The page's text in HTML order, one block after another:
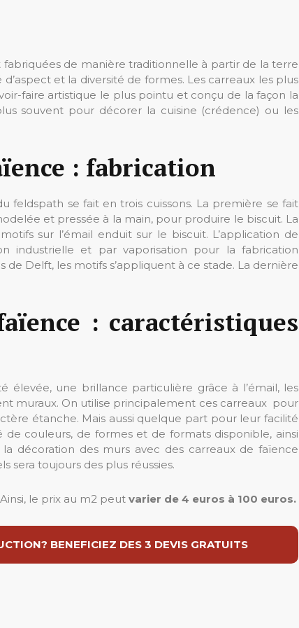
de manière traditionnelle à partir de la terre
et la diversité de formes. Les carreaux les plus
faire artistique le plus pointu et conçu de la façon la
souvent pour décorer la cuisine (crédence) ou les
: fabrication
feldspath se fait en trois cuissons. La première se fait
et pressée à la main, pour produire le biscuit. La
sur l’émail enduit sur le biscuit. L’application de
industrielle et par vaporisation pour la fabrication
de Delft, les motifs s’appliquent à ce stade. La dernière
: caractéristiques
une brillance particulière grâce à l’émail, les
muraux. On utilise principalement ces carreaux pour
étanche. Mais aussi quelque part pour leur facilité
couleurs, de formes et de formats disponible, ainsi
décoration des murs avec des carreaux de faïence
sera toujours des plus réussies.
le prix au m2 peut varier de 4 euros à 100 euros.
BENEFICIEZ DES 3 DEVIS GRATUITS